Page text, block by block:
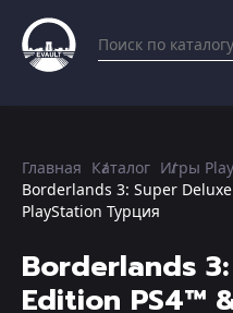
Главная Каталог Игры
Borderlands 3: Super
PlayStation Турция
Borderlands
Edition PS4™